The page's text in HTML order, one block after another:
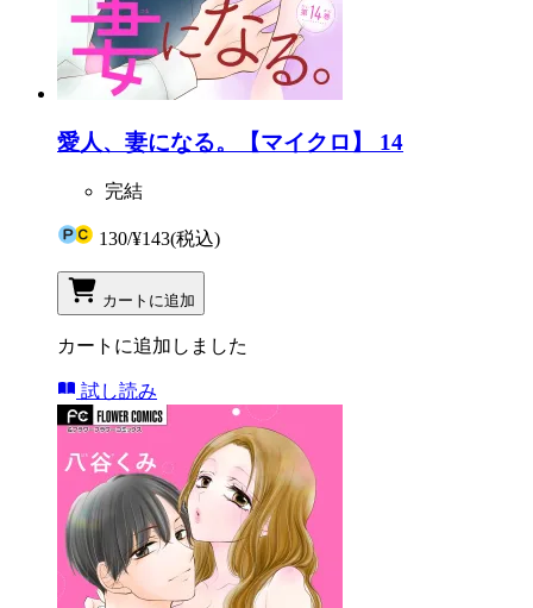
愛人、妻になる。【マイクロ】 14
完結
130/¥143(税込)
カートに追加
カートに追加しました
試し読み